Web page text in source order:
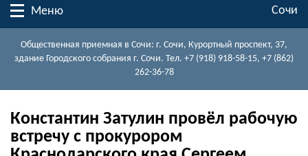
Меню Сочи
Общественная приемная в Сочи: г. Сочи, Курортный проспект, 37,
здание Городского собрания г. Сочи. Тел. +7 (918) 918-58-15, +7 (862)
262-36-78
Константин Затулин провёл рабочую
встречу с прокурором